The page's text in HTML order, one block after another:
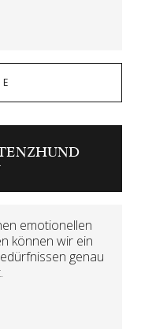
emotionellen
können wir ein
genau